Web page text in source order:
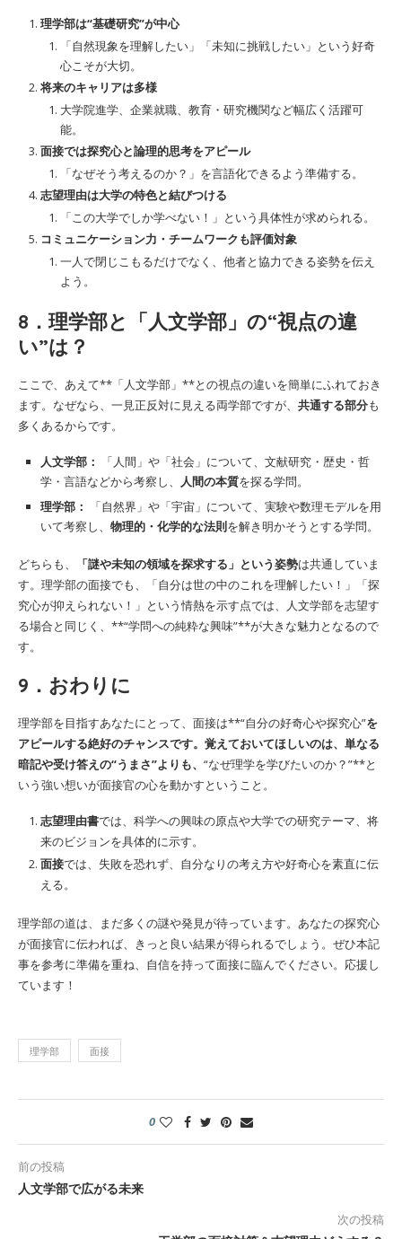
理学部は“基礎研究”が中心
「自然現象を理解したい」「未知に挑戦したい」という好奇
心こそが大切。
将来のキャリアは多様
大学院進学、企業就職、教育・研究機関など幅広く活躍可
能。
面接では探究心と論理的思考をアピール
「なぜそう考えるのか？」を言語化できるよう準備する。
志望理由は大学の特色と結びつける
「この大学でしか学べない！」という具体性が求められる。
コミュニケーション力・チームワークも評価対象
一人で閉じこもるだけでなく、他者と協力できる姿勢を伝え
よう。
8．理学部と「人文学部」の“視点の違
い”は？
ここで、あえて**「人文学部」**との視点の違いを簡単にふれておき
ます。なぜなら、一見正反対に見える両学部ですが、 共通する部分も
多くあるからです。
人文学部：
「人間」や「社会」について、文献研究・歴史・哲
学・言語などから考察し、 人間の本質を探る学問。
理学部：
「自然界」や「宇宙」について、実験や数理モデルを用
いて考察し、 物理的・化学的な法則を解き明かそうとする学問。
どちらも、 「謎や未知の領域を探求する」という姿勢は共通していま
す。理学部の面接でも、「自分は世の中のこれを理解したい！」「探
究心が抑えられない！」という情熱を示す点では、人文学部を志望す
る場合と同じく、**“学問への純粋な興味”**が大きな魅力となるので
す。
9．おわりに
理学部を目指すあなたにとって、面接は**“自分の好奇心や探究心”を
アピールする絶好のチャンスです。覚えておいてほしいのは、単なる
暗記や受け答えの“うまさ”よりも、 “なぜ理学を学びたいのか？”**と
いう強い想いが面接官の心を動かすということ。
志望理由書では、科学への興味の原点や大学での研究テーマ、将
来のビジョンを具体的に示す。
面接では、失敗を恐れず、自分なりの考え方や好奇心を素直に伝
える。
理学部の道は、まだ多くの謎や発見が待っています。あなたの探究心
が面接官に伝われば、きっと良い結果が得られるでしょう。ぜひ本記
事を参考に準備を重ね、自信を持って面接に臨んでください。応援し
ています！
理学部 面接
0
前の投稿
人文学部で広がる未来
次の投稿